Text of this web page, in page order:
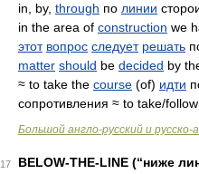
in, by, through по линии
in the area of construction we
этот вопрос следует решать
matter should be decided by
≈ to take the course (of) идти
сопротивления ≈ to take/
Большой англо-русский и русско-
17
BELOW-THE-LINE (“ниже